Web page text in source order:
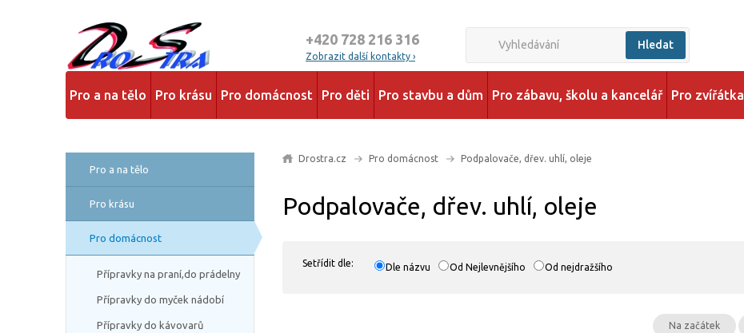
+420 728 216 316
Zobrazit další kontakty ›
Hledat
Pro a na tělo Pro krásu Pro domácnost Pro děti Pro stavbu a dům Pro zábavu, školu a kancelář Pro zvířátka
Pro a na tělo
Pro krásu
Pro domácnost
Přípravky na praní,do prádelny
Přípravky do myček nádobí
Přípravky do kávovarů
Drostra.cz Pro domácnost Podpalovače, dřev. uhlí, oleje
Podpalovače, dřev. uhlí, oleje
Setřídit dle: Dle názvu Od Nejlevnějšího Od nejdražšího
Na začátek